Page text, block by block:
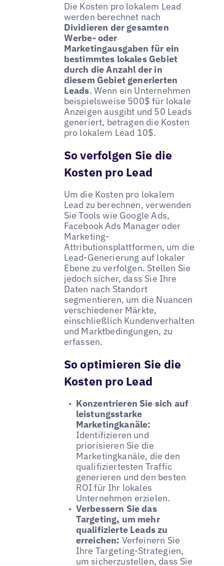
Die Kosten pro lokalem Lead
werden berechnet nach
Dividieren der gesamten
Werbe- oder
Marketingausgaben für ein
bestimmtes lokales Gebiet
durch die Anzahl der in
diesem Gebiet generierten
Leads. Wenn ein Unternehmen
beispielsweise 500$ für lokale
Anzeigen ausgibt und 50 Leads
generiert, betragen die Kosten
pro lokalem Lead 10$.
So verfolgen Sie die
Kosten pro Lead
Um die Kosten pro lokalem
Lead zu berechnen, verwenden
Sie Tools wie Google Ads,
Facebook Ads Manager oder
Marketing-
Attributionsplattformen, um die
Lead-Generierung auf lokaler
Ebene zu verfolgen. Stellen Sie
jedoch sicher, dass Sie Ihre
Daten nach Standort
segmentieren, um die Nuancen
verschiedener Märkte,
einschließlich Kundenverhalten
und Marktbedingungen, zu
erfassen.
So optimieren Sie die
Kosten pro Lead
Konzentrieren Sie sich auf
leistungsstarke
Marketingkanäle:
Identifizieren und
priorisieren Sie die
Marketingkanäle, die den
qualifiziertesten Traffic
generieren und den besten
ROI für Ihr lokales
Unternehmen erzielen.
Verbessern Sie das
Targeting, um mehr
qualifizierte Leads zu
erreichen: Verfeinern Sie
Ihre Targeting-Strategien,
um sicherzustellen, dass Sie